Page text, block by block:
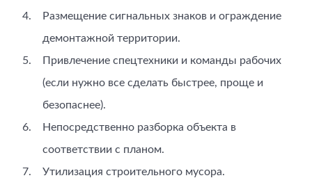
Размещение сигнальных знаков и ограждение
демонтажной территории.
Привлечение спецтехники и команды рабочих
(если нужно все сделать быстрее, проще и
безопаснее).
Непосредственно разборка объекта в
соответствии с планом.
Утилизация строительного мусора.